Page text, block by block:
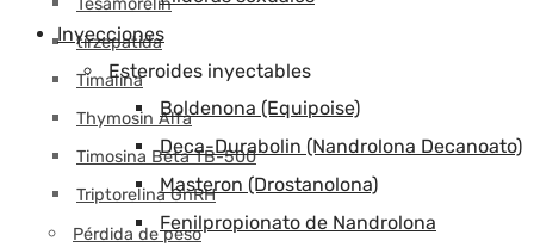
tirzepatida
Timalina
Thymosin Alfa
Timosina Beta TB-500
Triptorelina GnRH
Pérdida de peso
Inyecciones
Esteroides inyectables
Boldenona (Equipoise)
Deca-Durabolin (Nandrolona Decanoato)
Masteron (Drostanolona)
Fenilpropionato de Nandrolona